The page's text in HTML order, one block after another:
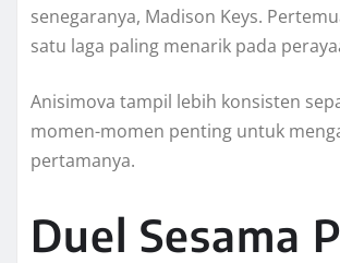
senegaranya, Madison Keys.
satu laga paling menarik pada
Anisimova tampil lebih konsisten
momen-momen penting untuk
pertamanya.
Duel Sesama